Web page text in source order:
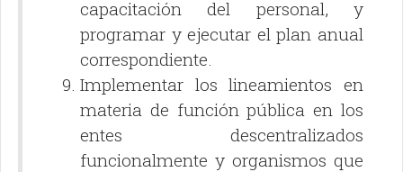
capacitación del personal, y
programar y ejecutar el plan anual
correspondiente.
Implementar los lineamientos en
materia de función pública en los
entes descentralizados
funcionalmente y organismos que